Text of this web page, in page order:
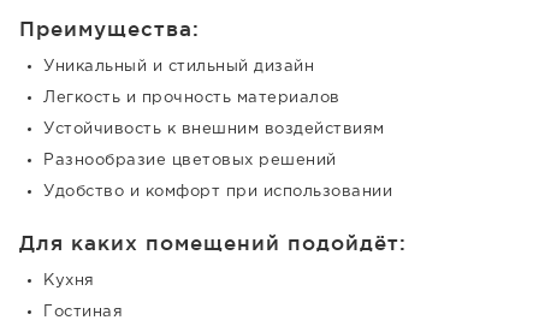
Преимущества:
Уникальный и стильный дизайн
Легкость и прочность материалов
Устойчивость к внешним воздействиям
Разнообразие цветовых решений
Удобство и комфорт при использовании
Для каких помещений подойдёт:
Кухня
Гостиная